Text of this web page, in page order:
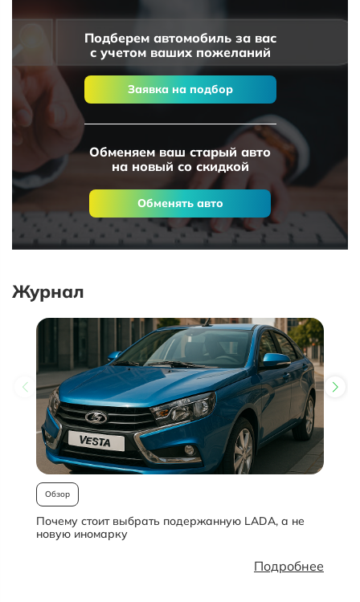
Подберем автомобиль за вас
с учетом ваших пожеланий
Заявка на подбор
Обменяем ваш старый авто
на новый со скидкой
Обменять авто
Журнал
Обзор
Почему стоит выбрать подержанную LADA, а не
новую иномарку
Подробнее